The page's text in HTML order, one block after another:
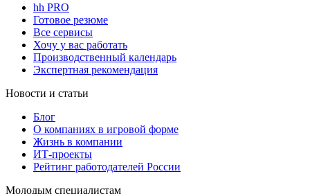
hh PRO
Готовое резюме
Все сервисы
Хочу у вас работать
Производственный календарь
Экспертная рекомендация
Новости и статьи
Блог
О компаниях в игровой форме
Жизнь в компании
ИТ-проекты
Рейтинг работодателей России
Молодым специалистам